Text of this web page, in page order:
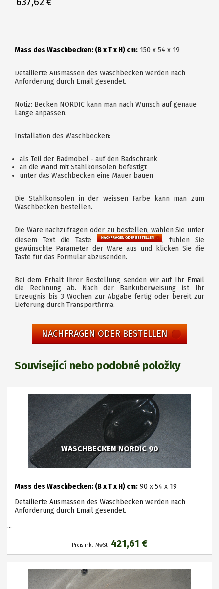
Mass des Waschbecken: (B x T x H) cm: 150 x 54 x 19
Detailierte Ausmassen des Waschbecken werden nach
Anforderung durch Email gesendet.
Notiz: Becken NORDIC kann man nach Wunsch auf genaue
Länge anpassen.
Installation des Waschbecken:
als Teil der Badmöbel - auf den Badschrank
an die Wand mit Stahlkonsolen befestigt
unter das Waschbecken eine Mauer bauen
Die Stahlkonsolen in der weissen Farbe kann man zum
Waschbecken bestellen.
Die Ware nachzufragen oder zu bestellen, wählen Sie unter
diesem Text die Taste
, fühlen Sie
gewünschte Parameter der Ware aus und klicken Sie die
Taste für das Formular abzusenden.
Bei dem Erhalt Ihrer Bestellung senden wir auf Ihr Email
die Rechnung ab. Nach der Banküberweisung ist Ihr
Erzeugnis bis 3 Wochen zur Abgabe fertig oder bereit zur
Lieferung durch Transportfirma.
NACHFRAGEN ODER BESTELLEN
Související nebo podobné položky
WASCHBECKEN NORDIC 90
Mass des Waschbecken: (B x T x H) cm: 90 x 54 x 19
Detailierte Ausmassen des Waschbecken werden nach
Anforderung durch Email gesendet.
...
Preis inkl. MwSt.: 421,61 €